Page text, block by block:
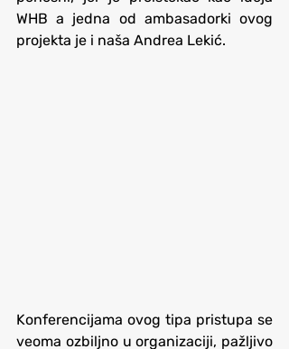
WHB a jedna od ambasadorki ovog
projekta je i naša Andrea Lekić.
Konferencijama ovog tipa pristupa se
veoma ozbiljno u organizaciji, pažljivo